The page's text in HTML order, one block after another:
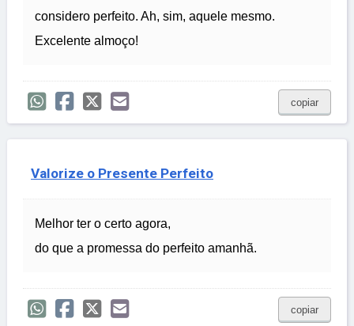
considero perfeito. Ah, sim, aquele mesmo.
Excelente almoço!
copiar
Valorize o Presente Perfeito
Melhor ter o certo agora,
do que a promessa do perfeito amanhã.
copiar